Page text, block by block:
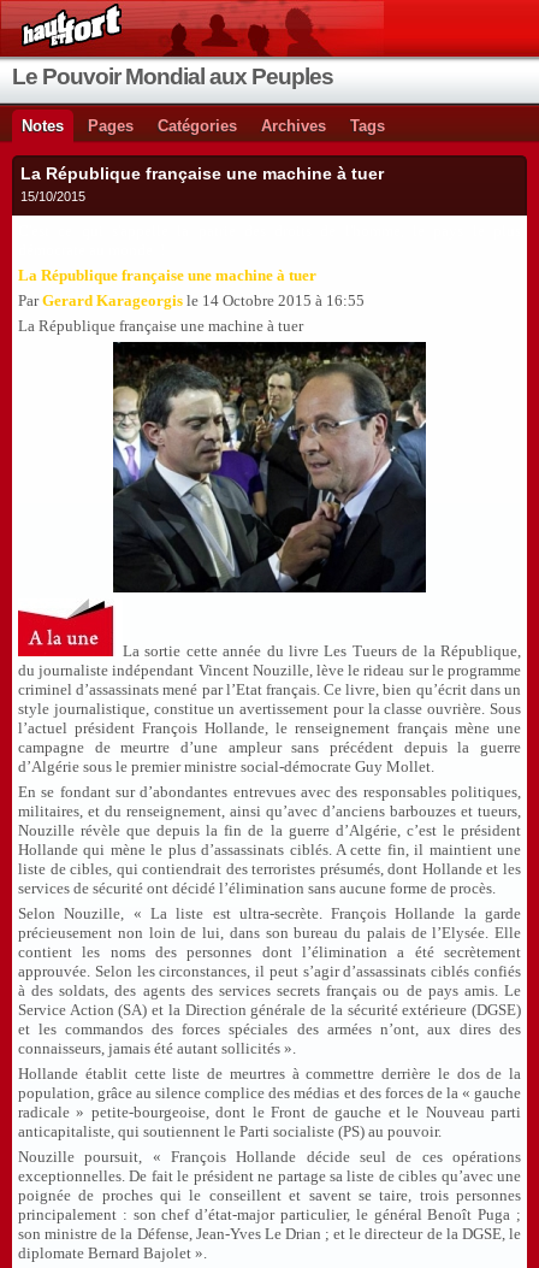
Le Pouvoir Mondial aux Peuples
Notes Pages Catégories Archives Tags
La République française une machine à tuer
15/10/2015
La République française une machine à tuer
Par Gerard Karageorgis le 14 Octobre 2015 à 16:55
La République française une machine à tuer
La sortie cette année du livre Les Tueurs de la République,
du journaliste indépendant Vincent Nouzille, lève le rideau sur le programme
criminel d’assassinats mené par l’Etat français. Ce livre, bien qu’écrit dans un
style journalistique, constitue un avertissement pour la classe ouvrière. Sous
l’actuel président François Hollande, le renseignement français mène une
campagne de meurtre d’une ampleur sans précédent depuis la guerre
d’Algérie sous le premier ministre social-démocrate Guy Mollet.
En se fondant sur d’abondantes entrevues avec des responsables politiques,
militaires, et du renseignement, ainsi qu’avec d’anciens barbouzes et tueurs,
Nouzille révèle que depuis la fin de la guerre d’Algérie, c’est le président
Hollande qui mène le plus d’assassinats ciblés. A cette fin, il maintient une
liste de cibles, qui contiendrait des terroristes présumés, dont Hollande et les
services de sécurité ont décidé l’élimination sans aucune forme de procès.
Selon Nouzille, « La liste est ultra-secrète. François Hollande la garde
précieusement non loin de lui, dans son bureau du palais de l’Elysée. Elle
contient les noms des personnes dont l’élimination a été secrètement
approuvée. Selon les circonstances, il peut s’agir d’assassinats ciblés confiés
à des soldats, des agents des services secrets français ou de pays amis. Le
Service Action (SA) et la Direction générale de la sécurité extérieure (DGSE)
et les commandos des forces spéciales des armées n’ont, aux dires des
connaisseurs, jamais été autant sollicités ».
Hollande établit cette liste de meurtres à commettre derrière le dos de la
population, grâce au silence complice des médias et des forces de la « gauche
radicale » petite-bourgeoise, dont le Front de gauche et le Nouveau parti
anticapitaliste, qui soutiennent le Parti socialiste (PS) au pouvoir.
Nouzille poursuit, « François Hollande décide seul de ces opérations
exceptionnelles. De fait le président ne partage sa liste de cibles qu’avec une
poignée de proches qui le conseillent et savent se taire, trois personnes
principalement : son chef d’état-major particulier, le général Benoît Puga ;
son ministre de la Défense, Jean-Yves Le Drian ; et le directeur de la DGSE, le
diplomate Bernard Bajolet ».